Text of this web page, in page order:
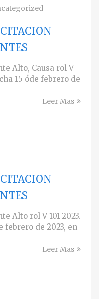
Alto, Causa rol V-
15 óde febrero de
Leer Mas
Alto rol V-101-2023.
febrero de 2023, en
Leer Mas